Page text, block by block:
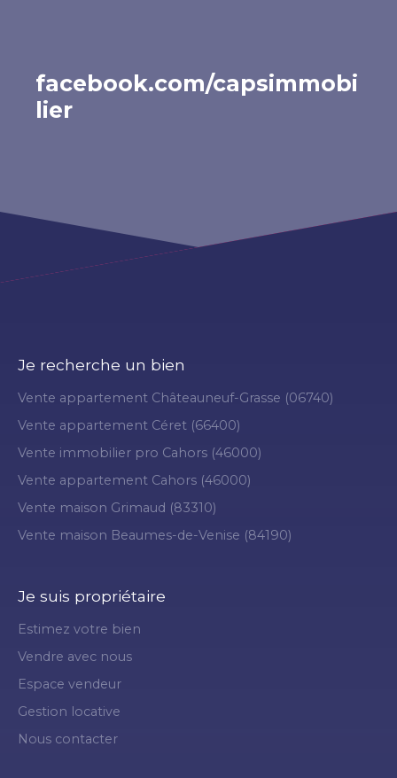
facebook.com/capsimmobi
lier
Je recherche un bien
Vente appartement Châteauneuf-Grasse (06740)
Vente appartement Céret (66400)
Vente immobilier pro Cahors (46000)
Vente appartement Cahors (46000)
Vente maison Grimaud (83310)
Vente maison Beaumes-de-Venise (84190)
Je suis propriétaire
Estimez votre bien
Vendre avec nous
Espace vendeur
Gestion locative
Nous contacter